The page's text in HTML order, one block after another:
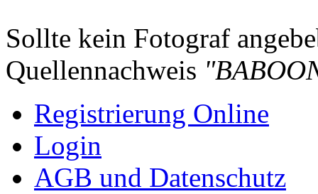
Sollte kein Fotograf
Quellennachweis
Registrierung Online
Login
AGB und Datenschutz